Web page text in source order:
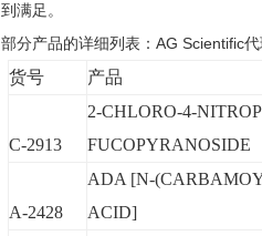
到满足。
部分产品的详细列表：AG Scientific代
货号 产品
C-2913
2-CHLORO-4-
FUCOPYRANOSIDE
A-2428
ADA [N-
ACID]